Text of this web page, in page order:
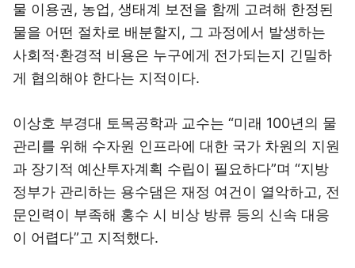
물 이용권, 농업, 생태계 보전을 함께 고려해 한정된
물을 어떤 절차로 배분할지, 그 과정에서 발생하는
사회적·환경적 비용은 누구에게 전가되는지 긴밀하
게 협의해야 한다는 지적이다.
이상호 부경대 토목공학과 교수는 “미래 100년의 물
관리를 위해 수자원 인프라에 대한 국가 차원의 지원
과 장기적 예산투자계획 수립이 필요하다”며 “지방
정부가 관리하는 용수댐은 재정 여건이 열악하고, 전
문인력이 부족해 홍수 시 비상 방류 등의 신속 대응
이 어렵다”고 지적했다.